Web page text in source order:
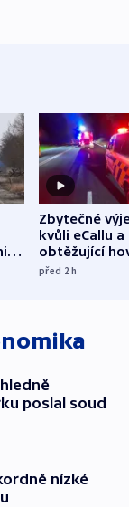
Zbytečné
kvůli eCallu a
obtěžující
zdržují
před 2h
poslal soud
nízké